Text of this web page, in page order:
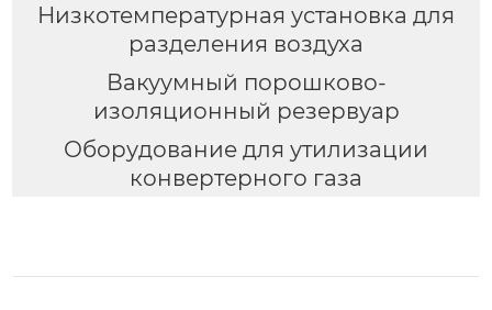
Низкотемпературная установка для
разделения воздуха
Вакуумный порошково-
изоляционный резервуар
Оборудование для утилизации
конвертерного газа